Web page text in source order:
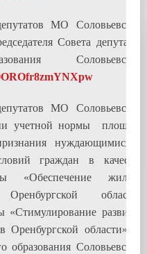
МО Соловьевский
Совета депутатов
Соловьевский
МО Соловьевский
учетной нормы площади
нуждающимися в
граждан в качестве
«Обеспечение жильем
области»
«Стимулирование развития
Оренбургской области» на
образования Соловьевский